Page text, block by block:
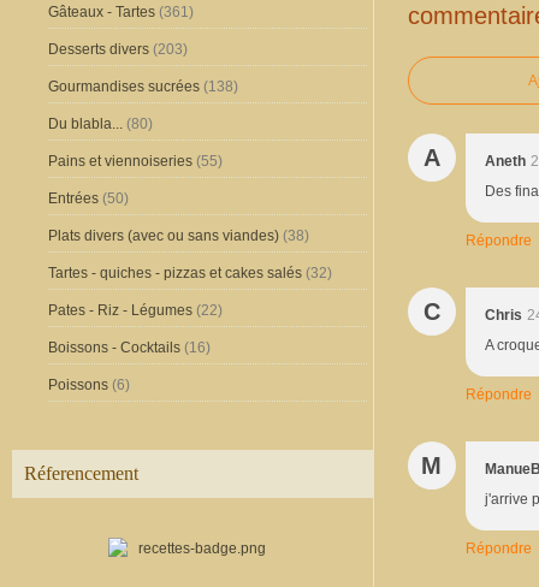
Gâteaux - Tartes (361)
Desserts divers (203)
Gourmandises sucrées (138)
Du blabla... (80)
Pains et viennoiseries (55)
Entrées (50)
Plats divers (avec ou sans viandes) (38)
Tartes - quiches - pizzas et cakes salés (32)
Pates - Riz - Légumes (22)
Boissons - Cocktails (16)
Poissons (6)
Réferencement
A Aneth
Des
Répondre
C Chris
A
Répondre
M
j'arrive
Répondre